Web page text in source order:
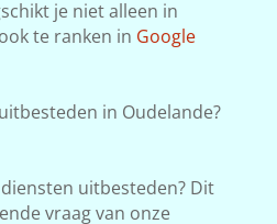
je niet alleen in
te ranken in Google
in Oudelande?
uitbesteden? Dit
vraag van onze